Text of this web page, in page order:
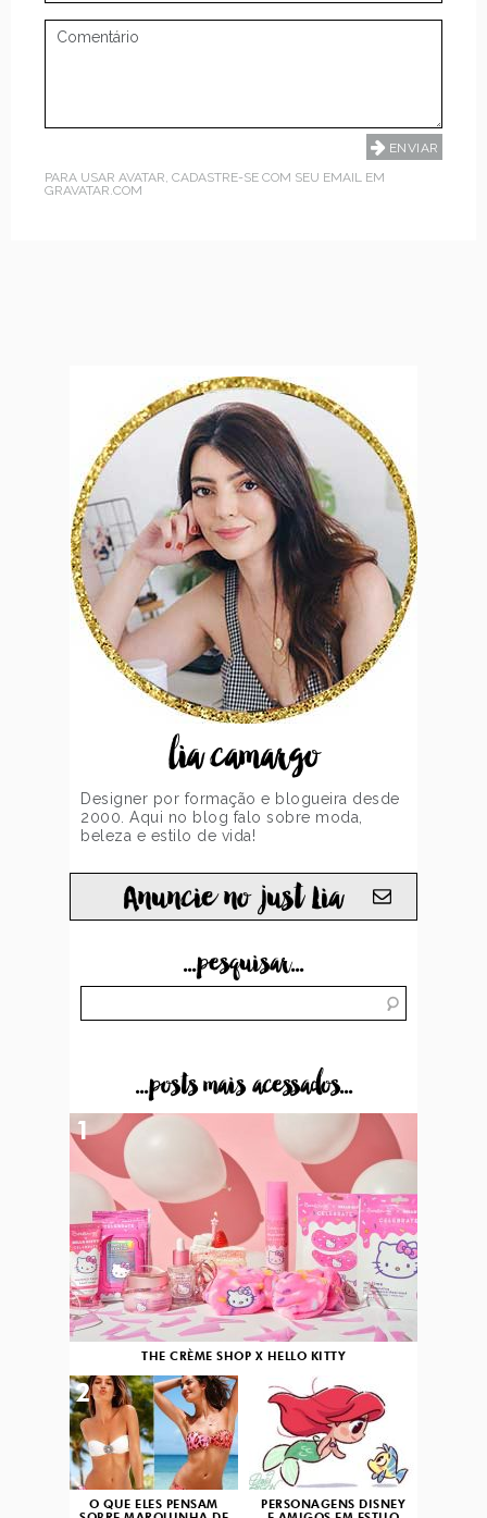
PARA USAR AVATAR, CADASTRE-SE COM SEU EMAIL EM
GRAVATAR.COM
lia camargo
Designer por formação e blogueira desde
2000. Aqui no blog falo sobre moda,
beleza e estilo de vida!
Anuncie no just Lia
...pesquisar...
...posts mais acessados...
THE CRÈME SHOP X HELLO KITTY
1
O QUE ELES PENSAM
2
PERSONAGENS DISNEY
3